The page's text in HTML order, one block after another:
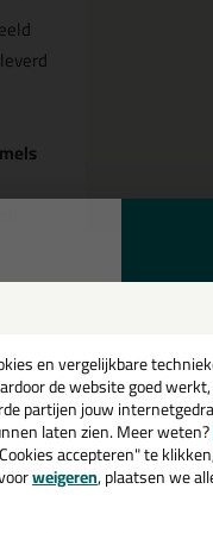
300ml
kleur? Gevonden!
toepassingen.
met gegarandeerd een
en op werkdagen
en vergelijkbare
de website goed
partijen jouw
laten zien. Meer weten?
accepteren" te
weigeren, plaatsen we
een